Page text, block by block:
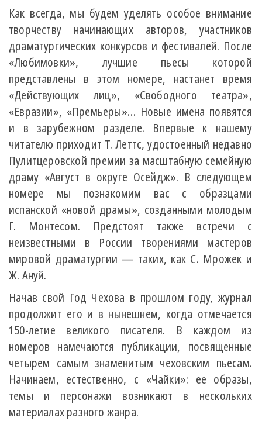
Как всегда, мы будем уделять особое внимание
творчеству начинающих авторов, участников
драматургических конкурсов и фестивалей. После
«Любимовки», лучшие пьесы которой
представлены в этом номере, настанет время
«Действующих лиц», «Свободного театра»,
«Евразии», «Премьеры»… Новые имена появятся
и в зарубежном разделе. Впервые к нашему
читателю приходит Т. Леттс, удостоенный недавно
Пулитцеровской премии за масштабную семейную
драму «Август в округе Осейдж». В следующем
номере мы познакомим вас с образцами
испанской «новой драмы», созданными молодым
Г. Монтесом. Предстоят также встречи с
неизвестными в России творениями мастеров
мировой драматургии — таких, как С. Мрожек и
Ж. Ануй.
Начав свой Год Чехова в прошлом году, журнал
продолжит его и в нынешнем, когда отмечается
150-летие великого писателя. В каждом из
номеров намечаются публикации, посвященные
четырем самым знаменитым чеховским пьесам.
Начинаем, естественно, с «Чайки»: ее образы,
темы и персонажи возникают в нескольких
материалах разного жанра.